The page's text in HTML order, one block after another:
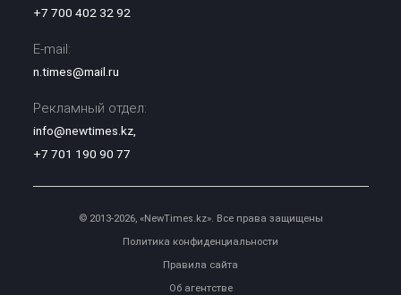
+7 700 402 32 92
E-mail:
n.times@mail.ru
Рекламный отдел:
info@newtimes.kz,
+7 701 190 90 77
© 2013-2026, «NewTimes.kz». Все права защищены
Политика конфиденциальности
Правила сайта
Об агентстве